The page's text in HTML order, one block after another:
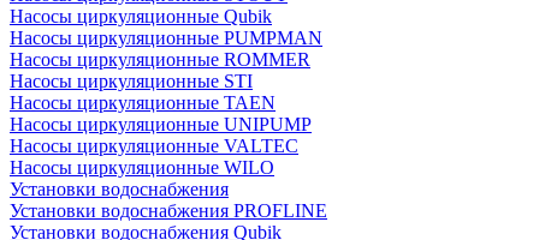
Насосы циркуляционные Qubik
Насосы циркуляционные PUMPMAN
Насосы циркуляционные ROMMER
Насосы циркуляционные STI
Насосы циркуляционные TAEN
Насосы циркуляционные UNIPUMP
Насосы циркуляционные VALTEC
Насосы циркуляционные WILO
Установки водоснабжения
Установки водоснабжения PROFLINE
Установки водоснабжения Qubik